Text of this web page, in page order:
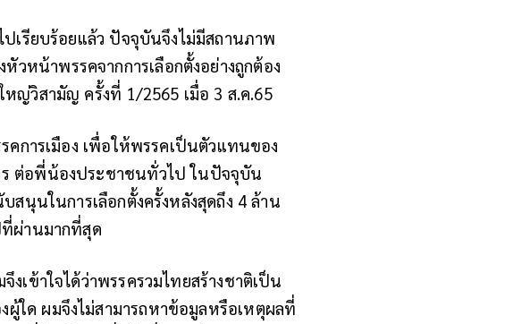
เรียบร้อยแล้ว ปัจจุบันจึงไม่มีสถานภาพ
หน้าพรรคจากการเลือกตั้งอย่างถูกต้อง
ญ่วิสามัญ ครั้งที่ 1/2565 เมื่อ 3 ส.ค.65
คการเมือง เพื่อให้พรรคเป็นตัวแทนของ
ร ต่อพี่น้องประชาชนทั่วไป ในปัจจุบัน
สนุนในการเลือกตั้งครั้งหลังสุดถึง 4 ล้าน
ที่ผ่านมากที่สุด
เข้าใจได้ว่าพรรครวมไทยสร้างชาติเป็น
ใด ผมจึงไม่สามารถหาข้อมูลหรือเหตุผลที่